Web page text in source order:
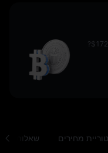
שאלות